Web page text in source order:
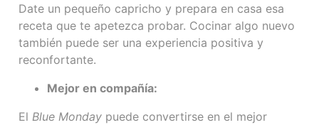
Date un pequeño capricho y prepara en casa esa
receta que te apetezca probar. Cocinar algo nuevo
también puede ser una experiencia positiva y
reconfortante.
Mejor en compañía:
El Blue Monday puede convertirse en el mejor